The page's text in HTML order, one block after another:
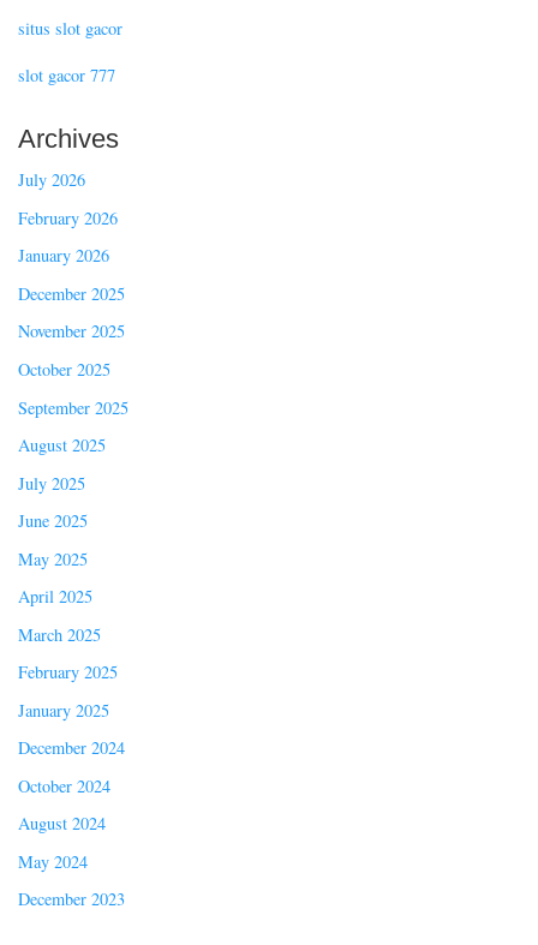
situs slot gacor
slot gacor 777
Archives
July 2026
February 2026
January 2026
December 2025
November 2025
October 2025
September 2025
August 2025
July 2025
June 2025
May 2025
April 2025
March 2025
February 2025
January 2025
December 2024
October 2024
August 2024
May 2024
December 2023